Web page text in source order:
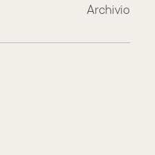
Archivio